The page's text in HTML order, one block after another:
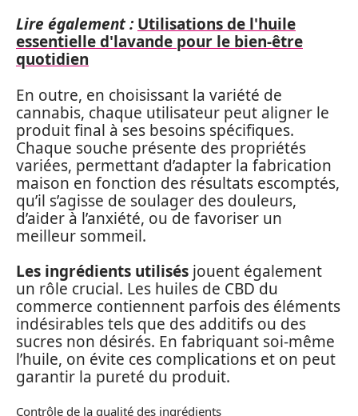
Lire également : Utilisations de l'huile
essentielle d'lavande pour le bien-être
quotidien
En outre, en choisissant la variété de
cannabis, chaque utilisateur peut aligner le
produit final à ses besoins spécifiques.
Chaque souche présente des propriétés
variées, permettant d’adapter la fabrication
maison en fonction des résultats escomptés,
qu’il s’agisse de soulager des douleurs,
d’aider à l’anxiété, ou de favoriser un
meilleur sommeil.
Les ingrédients utilisés jouent également
un rôle crucial. Les huiles de CBD du
commerce contiennent parfois des éléments
indésirables tels que des additifs ou des
sucres non désirés. En fabriquant soi-même
l’huile, on évite ces complications et on peut
garantir la pureté du produit.
Contrôle de la qualité des ingrédients